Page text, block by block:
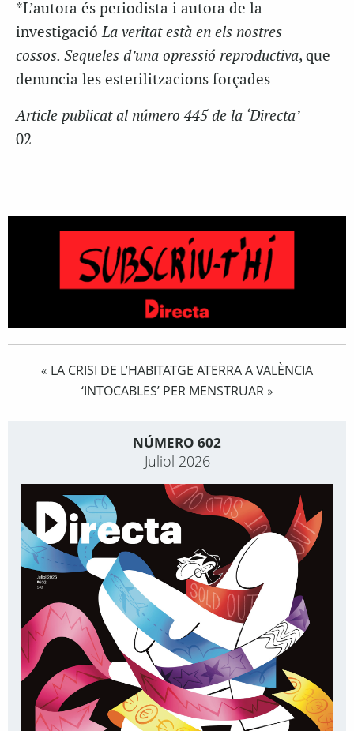
*L’autora és periodista i autora de la
investigacióLa veritat està en els nostres
cossos. Seqüeles d’una opressió reproductiva, que
denuncia les esterilitzacions forçades
Article publicat al número 445 de la ‘Directa’
02
« LA CRISI DE L’HABITATGE ATERRA A VALÈNCIA
‘INTOCABLES’ PER MENSTRUAR»
NÚMERO 602
Juliol 2026